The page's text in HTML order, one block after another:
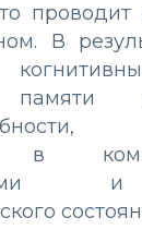
В
памяти
в
и